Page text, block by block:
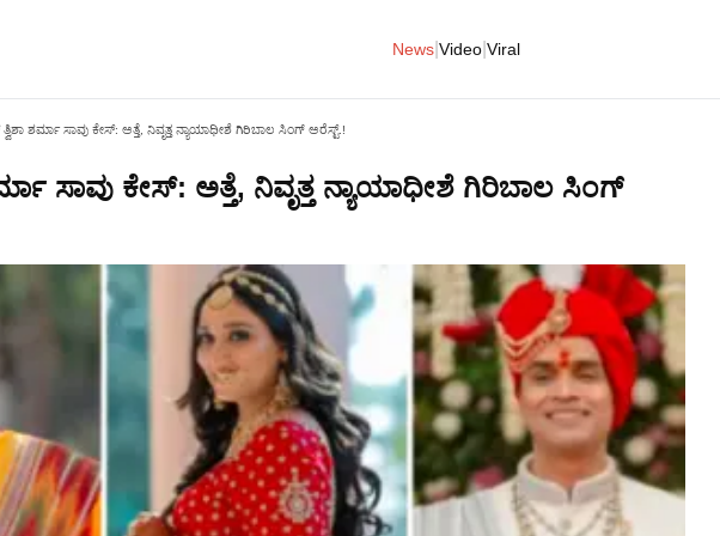
News Video Viral
ಶರ್ಮಾ ಸಾವು ಕೇಸ್: ಅತ್ತೆ, ನಿವೃತ್ತ ನ್ಯಾಯಾಧೀಶೆ ಗಿರಿಬಾಲ ಸಿಂಗ್ ಅರೆಸ್ಟ್.!
ಸಾವು ಕೇಸ್: ಅತ್ತೆ, ನಿವೃತ್ತ ನ್ಯಾಯಾಧೀಶೆ ಗಿರಿಬಾಲ ಸಿಂಗ್